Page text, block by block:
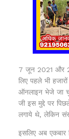
7 जून 2021 और
लिए पहले भी
ऑनलाइन भेजे जा
जी इस मुद्दे पर
लगाये थे, लेकिन
इसलिए अब एकबार